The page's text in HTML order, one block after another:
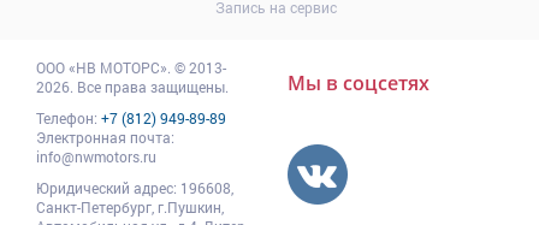
Запись на сервис
ООО«НВ МОТОРС» © 2013-
2026. Все права защищены.
Телефон: +7 (812) 949-89-89
Электронная почта:
info@nwmotors.ru
Юридический адрес: 196608
Санкт-Петербург, г.Пушкин
Мы в соцсетях